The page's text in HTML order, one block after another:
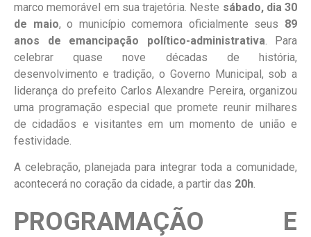
marco memorável em sua trajetória. Neste sábado, dia 30
de maio, o município comemora oficialmente seus 89
anos de emancipação político-administrativa. Para
celebrar quase nove décadas de história,
desenvolvimento e tradição, o Governo Municipal, sob a
liderança do prefeito Carlos Alexandre Pereira, organizou
uma programação especial que promete reunir milhares
de cidadãos e visitantes em um momento de união e
festividade.
A celebração, planejada para integrar toda a comunidade,
acontecerá no coração da cidade, a partir das 20h.
PROGRAMAÇÃO E